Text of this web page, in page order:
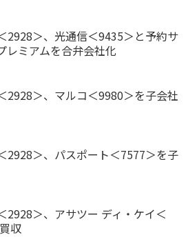
2928＞、光通信＜9435＞と予約サ
レミアムを合弁会社化
2928＞、マルコ＜9980＞を子会社
2928＞、パスポート＜7577＞を子
2928＞、アサツー ディ・ケイ＜
収